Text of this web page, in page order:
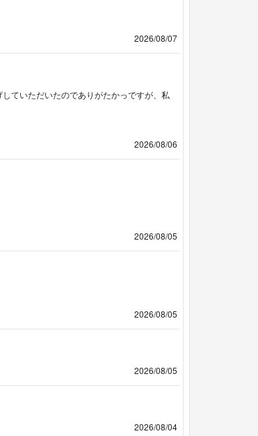
2026/08/07
ていただいたのでありがたかっですが、私
2026/08/06
2026/08/05
2026/08/05
2026/08/05
2026/08/04